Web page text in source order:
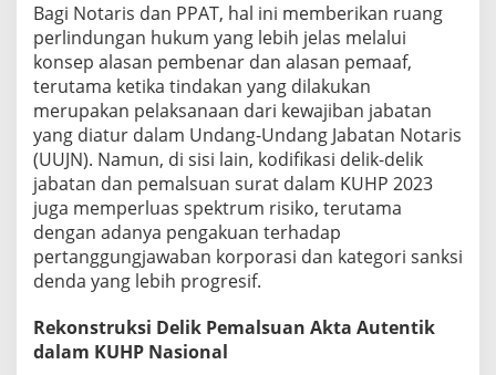
h
a
d
a
p
J
a
b
a
t
n
N
t
a
Bagi Notaris dan PPAT, hal ini memberikan ruang
perlindungan hukum yang lebih jelas melalui
konsep alasan pembenar dan alasan pemaaf,
terutama ketika tindakan yang dilakukan
merupakan pelaksanaan dari kewajiban jabatan
yang diatur dalam Undang-Undang Jabatan Notaris
(UUJN). Namun, di sisi lain, kodifikasi delik-delik
jabatan dan pemalsuan surat dalam KUHP 2023
juga memperluas spektrum risiko, terutama
dengan adanya pengakuan terhadap
pertanggungjawaban korporasi dan kategori sanksi
denda yang lebih progresif.
Rekonstruksi Delik Pemalsuan Akta Autentik
dalam KUHP Nasional